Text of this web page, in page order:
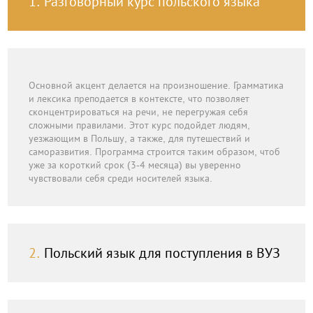
Основной акцент делается на произношение. Грамматика
и лексика преподается в контексте, что позволяет
сконцентрироваться на речи, не перегружая себя
сложными правилами. Этот курс подойдет людям,
уезжающим в Польшу, а также, для путешествий и
саморазвития. Программа строится таким образом, чтоб
уже за короткий срок (3-4 месяца) вы уверенно
чувствовали себя среди носителей языка.
2. Польский язык для поступления в ВУЗ